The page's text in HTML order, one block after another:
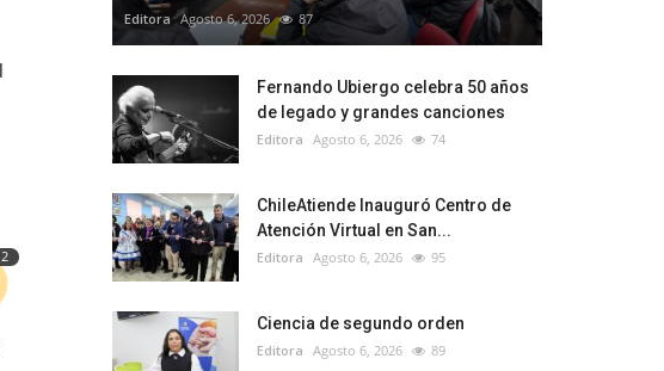
2
Editora Agosto 6, 2026 87
Fernando Ubiergo celebra 50 años
de legado y grandes canciones
Editora Agosto 6, 2026 74
ChileAtiende Inauguró Centro de
Atención Virtual en San...
Editora Agosto 6, 2026 95
Ciencia de segundo orden
Editora Agosto 6, 2026 89